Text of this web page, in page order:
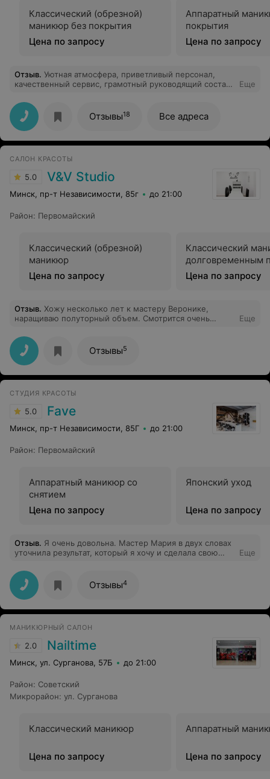
Классический (обрезной)
маникюр без покрытия
Цена по запросу
Аппаратный
покрытия
Цена по запросу
Отзыв. Уютная атмосфера, приветливый персонал,
качественный сервис, грамотный руководящий состав!
Еще
Отзывы18 Все адреса
САЛОН КРАСОТЫ
5.0 V&V Studio
Минск, пр-т Независимости, 85г до 21:00
Район: Первомайский
Классический (обрезной)
маникюр
Цена по запросу
Классический
долговременным
Цена по запросу
Отзыв. Хожу несколько лет к мастеру Веронике,
наращиваю полуторный объем. Смотрится очень
равномерно, с учётом того, что иногда сплю лицом в
подушку) Вероника всегда внимательна, обходительна
и вежлива, настоящий мастер своего дела.
Еще
Отзывы5
СТУДИЯ КРАСОТЫ
5.0 Fave
Минск, пр-т Независимости, 85Г до 21:00
Район: Первомайский
Аппаратный маникюр со
снятием
Цена по запросу
Японский уход
Цена по запросу
Отзыв. Я очень довольна. Мастер Мария в двух словах
уточнила результат, который я хочу и сделала свою
Еще
Отзывы4
МАНИКЮРНЫЙ САЛОН
2.0 Nailtime
Минск, ул. Сурганова, 57Б до 21:00
Район: Советский
Микрорайон: ул. Сурганова
Классический маникюр
Цена по запросу
Аппаратный
Цена по запросу